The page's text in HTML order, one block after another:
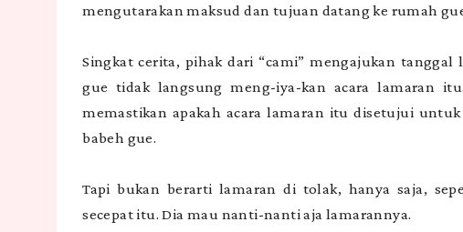
mengutarakan maksud dan tujuan datang ke rumah
Singkat cerita, pihak dari “cami” mengajukan
gue tidak langsung meng-iya-kan acara lamaran
memastikan apakah acara lamaran itu disetujui
babeh gue.
Tapi bukan berarti lamaran di tolak, hanya saja,
secepat itu. Dia mau nanti-nanti aja lamarannya.